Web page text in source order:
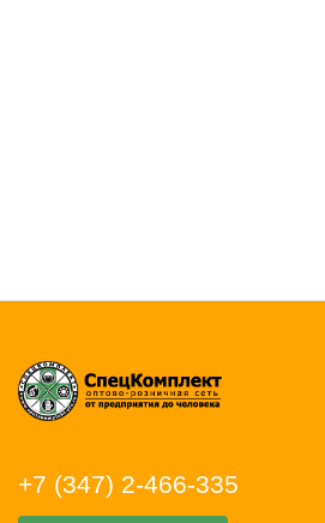
+7 (347) 2-466-335